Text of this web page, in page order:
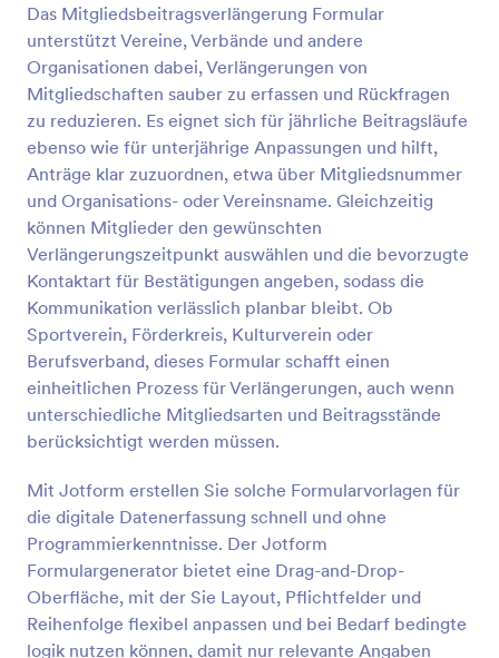
Das Mitgliedsbeitragsverlängerung Formular
unterstützt Vereine, Verbände und andere
Organisationen dabei, Verlängerungen von
Mitgliedschaften sauber zu erfassen und Rückfragen
zu reduzieren. Es eignet sich für jährliche Beitragsläufe
ebenso wie für unterjährige Anpassungen und hilft,
Anträge klar zuzuordnen, etwa über Mitgliedsnummer
und Organisations- oder Vereinsname. Gleichzeitig
können Mitglieder den gewünschten
Verlängerungszeitpunkt auswählen und die bevorzugte
Kontaktart für Bestätigungen angeben, sodass die
Kommunikation verlässlich planbar bleibt. Ob
Sportverein, Förderkreis, Kulturverein oder
Berufsverband, dieses Formular schafft einen
einheitlichen Prozess für Verlängerungen, auch wenn
unterschiedliche Mitgliedsarten und Beitragsstände
berücksichtigt werden müssen.
Mit Jotform erstellen Sie solche Formularvorlagen für
die digitale Datenerfassung schnell und ohne
Programmierkenntnisse. Der Jotform
Formulargenerator bietet eine Drag-and-Drop-
Oberfläche, mit der Sie Layout, Pflichtfelder und
Reihenfolge flexibel anpassen und bei Bedarf bedingte
logik nutzen können, damit nur relevante Angaben
Vorschau
Verwalten Sie Mitgliedschaftsverlängerungen in der
Gemeinde mit dem Kirchliche
Mitgliedschaftserneuerung Formular von Jotform,